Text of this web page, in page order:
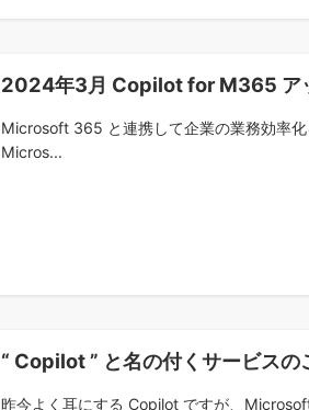
2024年3月 Copilot for M365 ア
Microsoft 365 と連携して企業の業務効率化
Micros...
“ Copilot ” と名の付くサービスの
昨今よく耳にする Copilot ですが、